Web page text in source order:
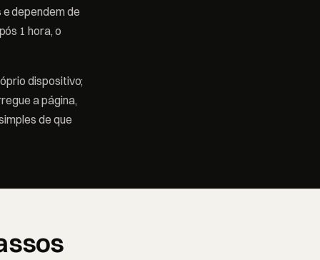
dependem de
1 hora, o
dispositivo;
a página,
de que